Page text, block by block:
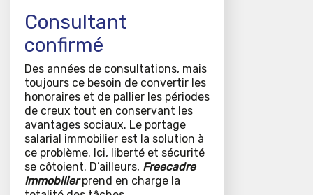
Consultant
confirmé
Des années de consultations, mais
toujours ce besoin de convertir les
honoraires et de pallier les périodes
de creux tout en conservant les
avantages sociaux. Le portage
salarial immobilier est la solution à
ce problème. Ici, liberté et sécurité
se côtoient. D’ailleurs, Freecadre
Immobilierprend en charge la